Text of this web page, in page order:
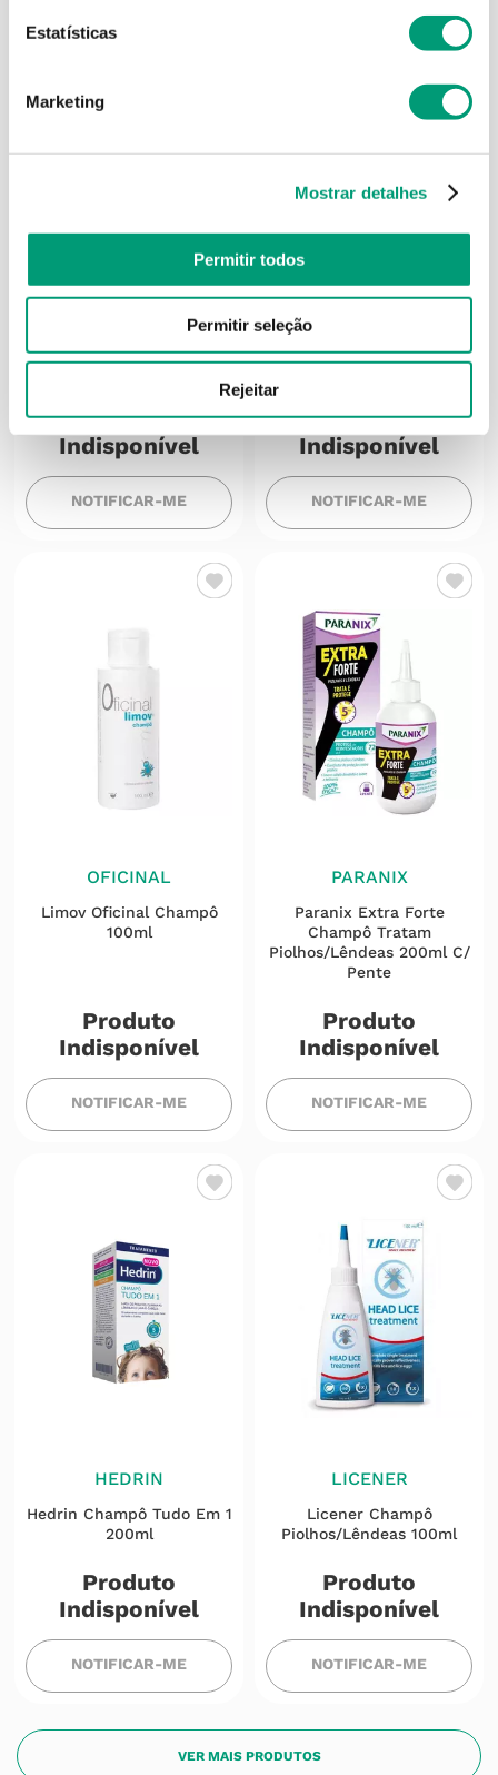
Estatísticas
Marketing
Mostrar detalhes
Permitir todos
Permitir seleção
Rejeitar
ELIMAX
Elimax Champô
Piolhos/lêndeas 100ml
Produto
Indisponível
NOTIFICAR-ME
TRICOVEL
Tricovel Neopikok.o.
Champô Neo Pidok.o.
Produto
Indisponível
NOTIFICAR-ME
OFICINAL
Limov Oficinal Champô
100ml
Produto
Indisponível
NOTIFICAR-ME
PARANIX
Paranix Extra Forte
Champô Tratam
Piolhos/lêndeas 200ml C/
Pente
Produto
Indisponível
NOTIFICAR-ME
HEDRIN
Hedrin Champô Tudo Em 1
200ml
Produto
Indisponível
NOTIFICAR-ME
LICENER
Licener Champô
Piolhos/lêndeas 100ml
Produto
Indisponível
NOTIFICAR-ME